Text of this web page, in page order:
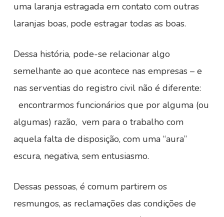
uma laranja estragada em contato com outras
laranjas boas, pode estragar todas as boas.
Dessa história, pode-se relacionar algo
semelhante ao que acontece nas empresas – e
nas serventias do registro civil não é diferente:
encontrarmos funcionários que por alguma (ou
algumas) razão, vem para o trabalho com
aquela falta de disposição, com uma “aura”
escura, negativa, sem entusiasmo.
Dessas pessoas, é comum partirem os
resmungos, as reclamações das condições de